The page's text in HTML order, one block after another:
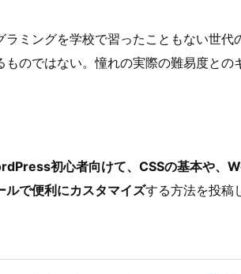
ラミングを学校で習ったこともない世代
ものではない。憧れの実際の難易度と
初心者向けて、CSSの基本や、
で便利にカスタマイズする方法を投稿